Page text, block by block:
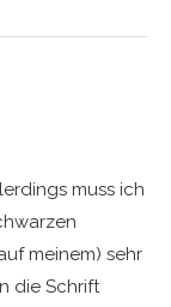
muss ich
meinem) sehr
die Schrift